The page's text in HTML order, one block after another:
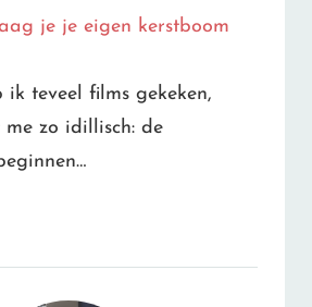
je je eigen kerstboom
ik teveel films gekeken,
zo idillisch: de